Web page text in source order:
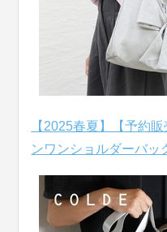
【2025春夏】【予約
ンワンショルダーバ